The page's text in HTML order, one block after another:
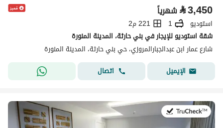
⃁3,450 شهرياً
استوديو 1
221 م2
شقة استوديو للإيجار في بني حارثة، المدينة المنورة
شارع عمار ابن عبدالجبارالمروزي، حي بني حارثة، المدينة المنورة
الإيميل
اتصال